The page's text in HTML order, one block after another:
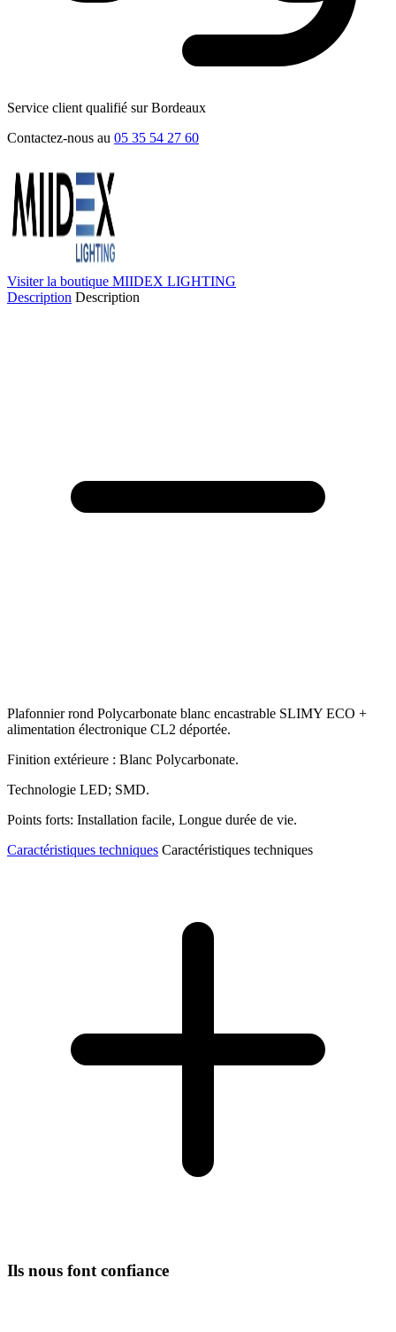
Service client qualifié sur Bordeaux
Contactez-nous au 05 35 54 27 60
Visiter la boutique MIIDEX LIGHTING
Description Description
Plafonnier rond Polycarbonate blanc encastrable SLIMY ECO +
alimentation électronique CL2 déportée.
Finition extérieure : Blanc Polycarbonate.
Technologie LED; SMD.
Points forts: Installation facile, Longue durée de vie.
Caractéristiques techniques Caractéristiques techniques
Ils nous font confiance